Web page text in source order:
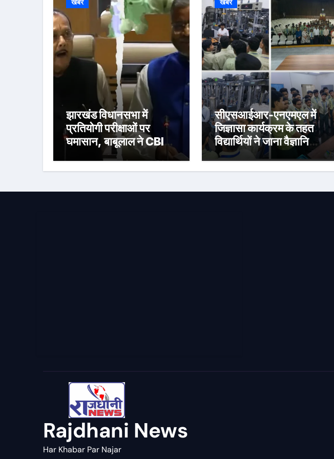
खबर
झारखंड विधानसभा में
प्रतियोगी परीक्षाओं पर
घमासान, बाबूलाल ने CBI
जांच की मांग उठाई
खबर
सीएसआईआर-एनएमएल में
जिज्ञासा कार्यक्रम के तहत
विद्यार्थियों ने जाना वैज्ञानिक
अनुसंधान का संसार
Rajdhani News
Har Khabar Par Najar